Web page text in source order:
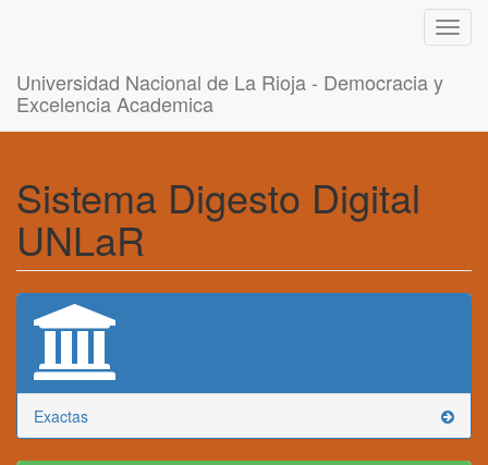
Universidad Nacional de La Rioja - Democracia y
Excelencia Academica
Sistema Digesto Digital
UNLaR
Exactas